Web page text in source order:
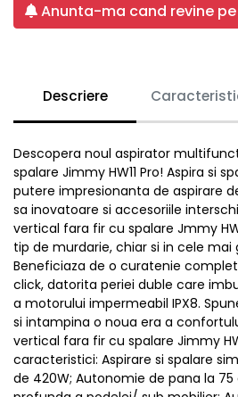
Anunta-ma cand revine
Descriere
Descopera noul aspirator
spalare Jimmy HW11 Pro! Aspira si
putere impresionanta de aspirare
sa inovatoare si accesoriile
vertical fara fir cu spalare Jmmy
tip de murdarie, chiar si in cele mai
Beneficiaza de o curatenie
click, datorita periei duble care
a motorului impermeabil IPX8.
si intampina o noua era a
vertical fara fir cu spalare Jimmy
caracteristici: Aspirare si spalare
de 420W; Autonomie de pana la